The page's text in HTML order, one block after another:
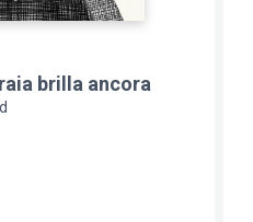
brilla ancora